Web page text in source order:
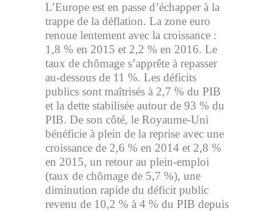
L’Europe est en passe d’échapper à la
trappe de la déflation. La zone euro
renoue lentement avec la croissance :
1,8 % en 2015 et 2,2 % en 2016. Le
taux de chômage s’apprête à repasser
au-dessous de 11 %. Les déficits
publics sont maîtrisés à 2,7 % du PIB
et la dette stabilisée autour de 93 % du
PIB. De son côté, le Royaume-Uni
bénéficie à plein de la reprise avec une
croissance de 2,6 % en 2014 et 2,8 %
en 2015, un retour au plein-emploi
(taux de chômage de 5,7 %), une
diminution rapide du déficit public
revenu de 10,2 % à 4 % du PIB depuis